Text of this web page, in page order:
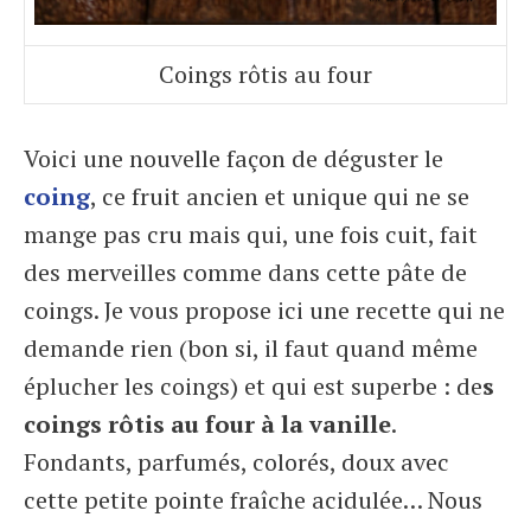
Coings rôtis au four
Voici une nouvelle façon de déguster le
coing, ce fruit ancien et unique qui ne se
mange pas cru mais qui, une fois cuit, fait
des merveilles comme dans cette pâte de
coings. Je vous propose ici une recette qui ne
demande rien (bon si, il faut quand même
éplucher les coings) et qui est superbe : des
coings rôtis au four à la vanille.
Fondants, parfumés, colorés, doux avec
cette petite pointe fraîche acidulée… Nous